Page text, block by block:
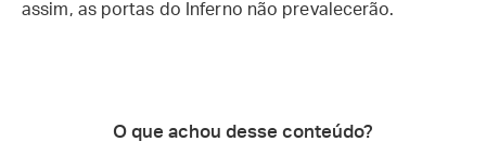
assim, as portas do Inferno não prevalecerão.
O que achou desse conteúdo?